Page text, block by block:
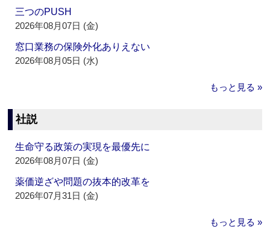
三つのPUSH
2026年08月07日 (金)
窓口業務の保険外化ありえない
2026年08月05日 (水)
もっと見る »
社説
生命守る政策の実現を最優先に
2026年08月07日 (金)
薬価逆ざや問題の抜本的改革を
2026年07月31日 (金)
もっと見る »